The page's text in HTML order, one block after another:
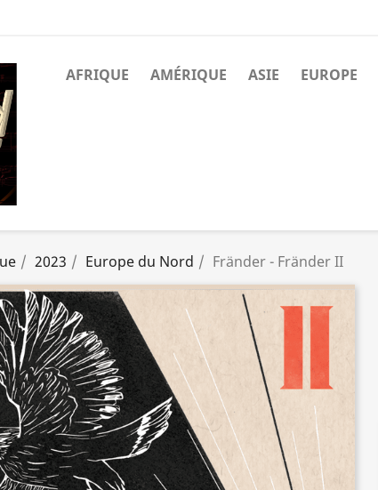
AFRIQUE AMÉRIQUE ASIE EUROPE
2023 Europe du Nord Fränder - Fränder II